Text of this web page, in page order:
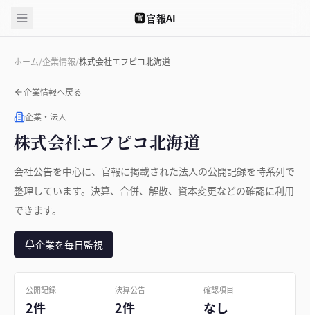
官 官報AI
ホーム/企業情報/株式会社エフピコ北海道
企業情報へ戻る
企業・法人
株式会社エフピコ北海道
会社公告を中心に、官報に掲載された法人の公開記録を時系列で
整理しています。決算、合併、解散、資本変更などの確認に利用
できます。
企業を毎日監視
公開記録
2件
決算公告
2件
確認項目
なし